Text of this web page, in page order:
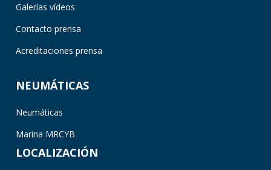
Galerías vídeos
Contacto prensa
Acreditaciones prensa
NEUMÁTICAS
Neumáticas
Marina MRCYB
LOCALIZACIÓN